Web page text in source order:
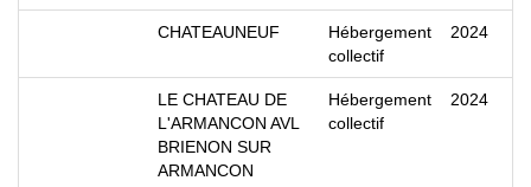
CHATEAUNEUF
Hébergement
collectif
2024
LE CHATEAU DE
L'ARMANCON AVL
BRIENON SUR
ARMANCON
Hébergement
collectif
2024